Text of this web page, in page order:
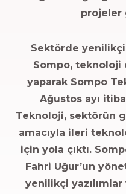
projeler
Sektörde yenilikçi
Sompo, teknoloji
yaparak Sompo
Ağustos ayı
Teknoloji, sektörün
amacıyla ileri
için yola çıktı.
Fahri Uğur’un
yenilikçi